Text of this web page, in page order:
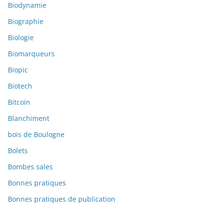
Biodynamie
Biographie
Biologie
Biomarqueurs
Biopic
Biotech
Bitcoin
Blanchiment
bois de Boulogne
Bolets
Bombes sales
Bonnes pratiques
Bonnes pratiques de publication